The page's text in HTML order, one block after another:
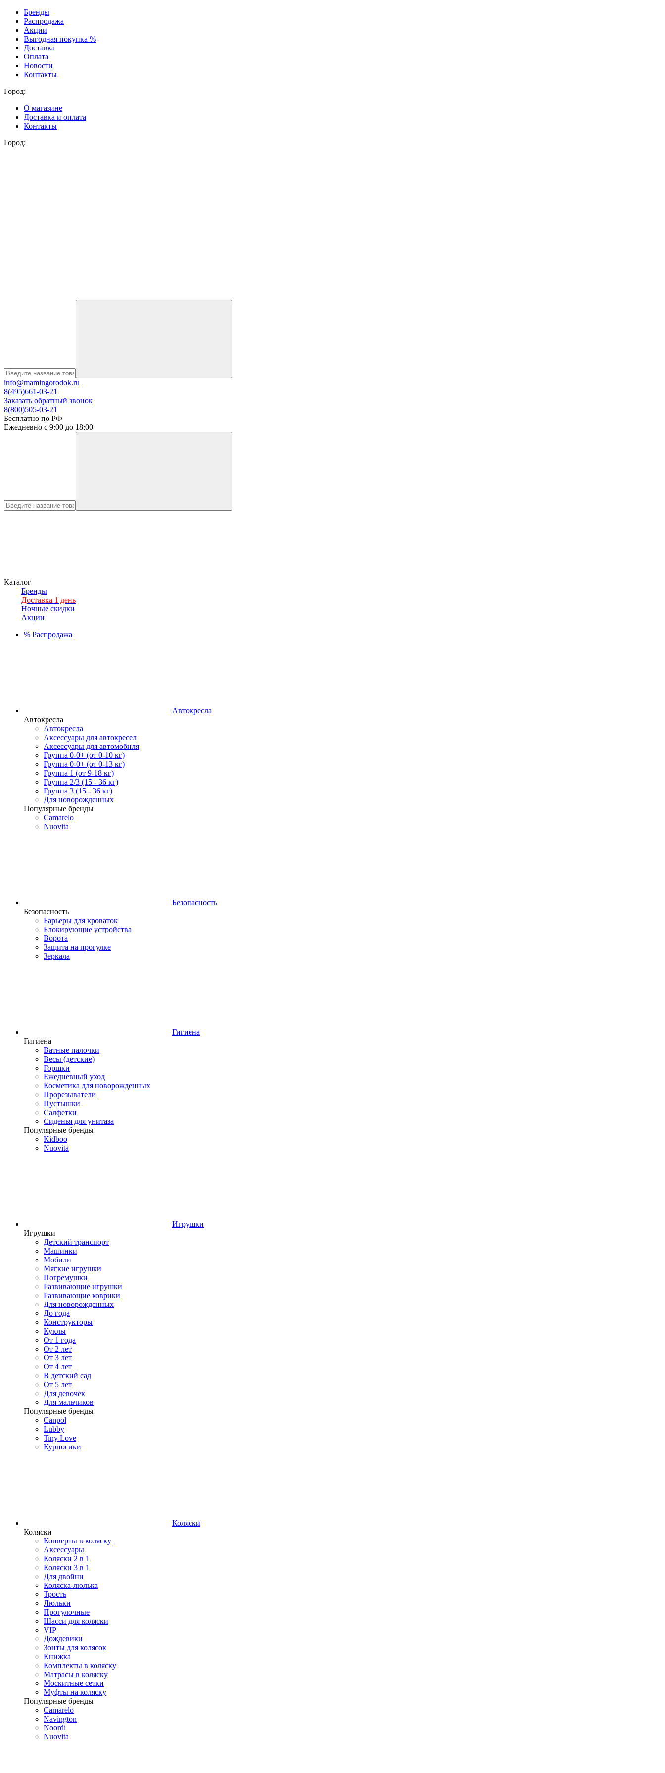
Бренды
Распродажа
Акции
Выгодная покупка %
Доставка
Оплата
Новости
Контакты
Город:
О магазине
Доставка и оплата
Контакты
Город:
info@mamingorodok.ru
8(495)661-03-21
Заказать обратный звонок
8(800)505-03-21
Бесплатно по РФ
Ежедневно с 9:00 до 18:00
Каталог
Бренды
Доставка 1 день
Ночные скидки
Акции
% Распродажа
Автокресла
Автокресла
Автокресла
Аксессуары для автокресел
Аксессуары для автомобиля
Группа 0-0+ (от 0-10 кг)
Группа 0-0+ (от 0-13 кг)
Группа 1 (от 9-18 кг)
Группа 2/3 (15 - 36 кг)
Группа 3 (15 - 36 кг)
Для новорожденных
Популярные бренды
Camarelo
Nuovita
Безопасность
Безопасность
Барьеры для кроваток
Блокирующие устройства
Ворота
Защита на прогулке
Зеркала
Гигиена
Гигиена
Ватные палочки
Весы (детские)
Горшки
Ежедневный уход
Косметика для новорожденных
Прорезыватели
Пустышки
Салфетки
Сиденья для унитаза
Популярные бренды
Kidboo
Nuovita
Игрушки
Игрушки
Детский транспорт
Машинки
Мобили
Мягкие игрушки
Погремушки
Развивающие игрушки
Развивающие коврики
Для новорожденных
До года
Конструкторы
Куклы
От 1 года
От 2 лет
От 3 лет
От 4 лет
В детский сад
От 5 лет
Для девочек
Для мальчиков
Популярные бренды
Canpol
Lubby
Tiny Love
Курносики
Коляски
Коляски
Конверты в коляску
Аксессуары
Коляски 2 в 1
Коляски 3 в 1
Для двойни
Коляска-люлька
Трость
Люльки
Прогулочные
Шасси для коляски
VIP
Дождевики
Зонты для колясок
Книжка
Комплекты в коляску
Матрасы в коляску
Москитные сетки
Муфты на коляску
Популярные бренды
Camarelo
Navington
Noordi
Nuovita